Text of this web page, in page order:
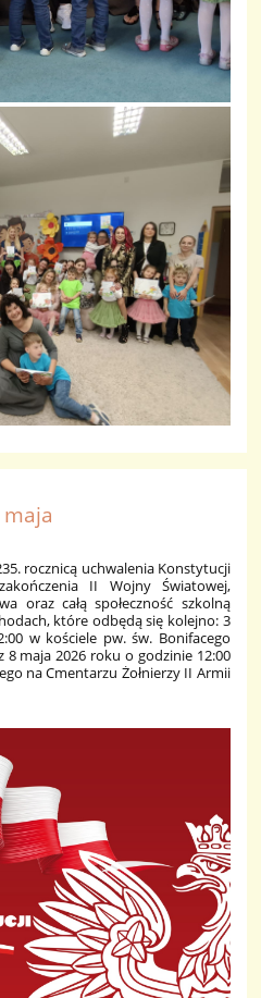
rocznicą uchwalenia Konstytucji
II Wojny Światowej,
oraz całą społeczność szkolną
które odbędą się kolejno: 3
w kościele pw. św. Bonifacego
maja 2026 roku o godzinie 12:00
na Cmentarzu Żołnierzy II Armii